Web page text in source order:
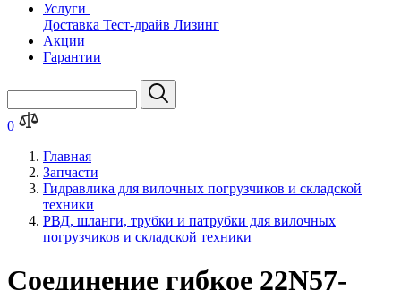
Услуги
Доставка Тест-драйв Лизинг
Акции
Гарантии
0
Главная
Запчасти
Гидравлика для вилочных погрузчиков и складской
техники
РВД, шланги, трубки и патрубки для вилочных
погрузчиков и складской техники
Соединение гибкое 22N57-